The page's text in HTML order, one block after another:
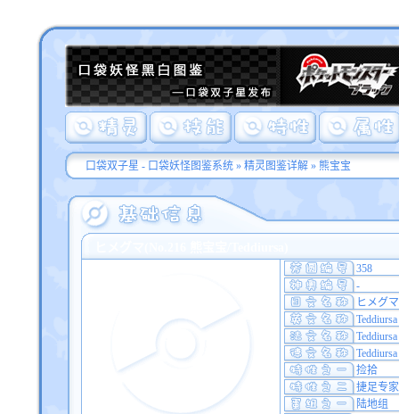
口袋双子星 - 口袋妖怪图鉴系统» 精灵图鉴详解» 熊宝宝
358
-
ヒメグマ
Teddiursa
Teddiursa
Teddiursa
捡拾
捷足专家
陆地组